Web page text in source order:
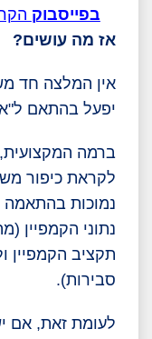
בפייסבוק
אז מה עושים?
אין המלצה חד
יפעל בהתאם
ברמה
לקראת כיפור
נמוכות בהתאמה
נתוני הקמפיין
תקציב הקמפיין
סבירות).
לעומת זאת, אם